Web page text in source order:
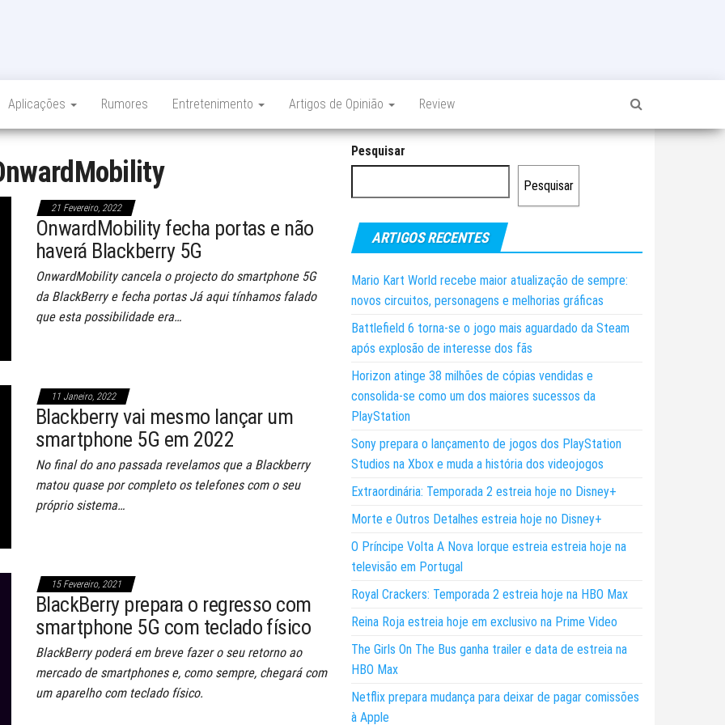
Aplicações Rumores Entretenimento Artigos de Opinião Review
21 Fevereiro, 2022
OnwardMobility fecha portas e não
haverá Blackberry 5G
OnwardMobility cancela o projecto do smartphone 5G
da BlackBerry e fecha portas Já aqui tínhamos falado
que esta possibilidade era…
11 Janeiro, 2022
Blackberry vai mesmo lançar um
smartphone 5G em 2022
No final do ano passada revelamos que a Blackberry
matou quase por completo os telefones com o seu
próprio sistema…
15 Fevereiro, 2021
BlackBerry prepara o regresso com
smartphone 5G com teclado físico
BlackBerry poderá em breve fazer o seu retorno ao
mercado de smartphones e, como sempre, chegará com
um aparelho com teclado físico.
Pesquisar
Pesquisar
ARTIGOS RECENTES
Mario Kart World recebe maior atualização de sempre:
novos circuitos, personagens e melhorias gráficas
Battlefield 6 torna-se o jogo mais aguardado da Steam
após explosão de interesse dos fãs
Horizon atinge 38 milhões de cópias vendidas e
consolida-se como um dos maiores sucessos da
PlayStation
Sony prepara o lançamento de jogos dos PlayStation
Studios na Xbox e muda a história dos videojogos
Extraordinária: Temporada 2 estreia hoje no Disney+
Morte e Outros Detalhes estreia hoje no Disney+
O Príncipe Volta A Nova Iorque estreia estreia hoje na
televisão em Portugal
Royal Crackers: Temporada 2 estreia hoje na HBO Max
Reina Roja estreia hoje em exclusivo na Prime Video
The Girls On The Bus ganha trailer e data de estreia na
HBO Max
Netflix prepara mudança para deixar de pagar comissões
à Apple